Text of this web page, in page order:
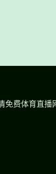
免费体育直